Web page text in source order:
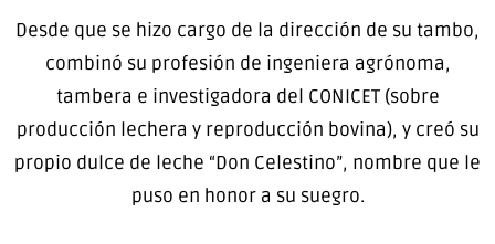
Desde que se hizo cargo de la dirección de su tambo,
combinó su profesión de ingeniera agrónoma,
tambera e investigadora del CONICET (sobre
producción lechera y reproducción bovina), y creó su
propio dulce de leche “Don Celestino”, nombre que le
puso en honor a su suegro.